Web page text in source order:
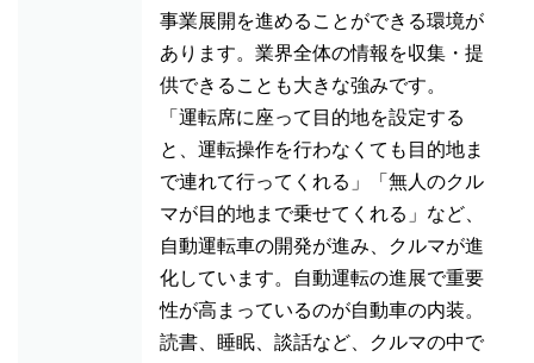
事業展開を進めることができる環境が
あります。業界全体の情報を収集・提
供できることも大きな強みです。
「運転席に座って目的地を設定する
と、運転操作を行わなくても目的地ま
で連れて行ってくれる」「無人のクル
マが目的地まで乗せてくれる」など、
自動運転車の開発が進み、クルマが進
化しています。自動運転の進展で重要
性が高まっているのが自動車の内装。
読書、睡眠、談話など、クルマの中で